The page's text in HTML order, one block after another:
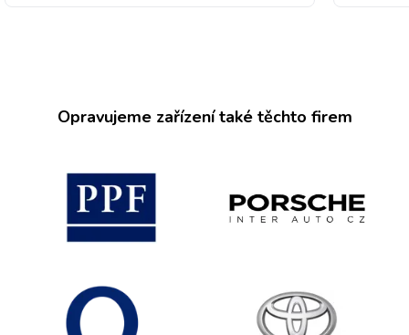
Opravujeme zařízení také těchto firem